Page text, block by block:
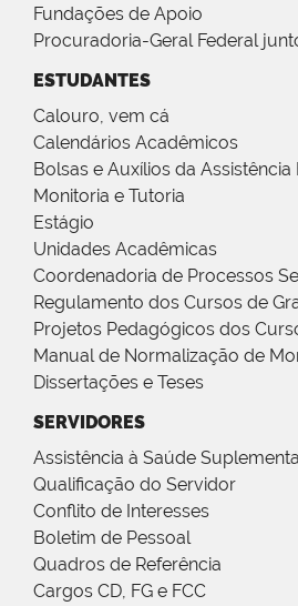
Fundações de Apoio
Procuradoria-Geral Federal
ESTUDANTES
Calouro, vem cá
Calendários Acadêmicos
Bolsas e Auxílios da Assistência
Monitoria e Tutoria
Estágio
Unidades Acadêmicas
Coordenadoria de Processos
Regulamento dos Cursos de
Projetos Pedagógicos dos
Manual de Normalização de
Dissertações e Teses
SERVIDORES
Assistência à Saúde
Qualificação do Servidor
Conflito de Interesses
Boletim de Pessoal
Quadros de Referência
Cargos CD, FG e FCC